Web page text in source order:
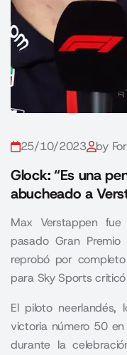
25/10/2023 by
Glock: “Es una
abucheado a
Max Verstappen
pasado Gran
reprobó por
para Sky Sports
El piloto
victoria número 50
durante la